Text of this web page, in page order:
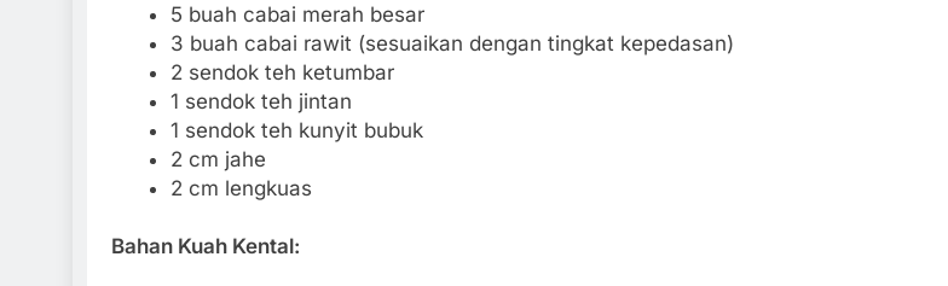
5 buah cabai merah besar
3 buah cabai rawit (sesuaikan dengan tingkat kepedasan)
2 sendok teh ketumbar
1 sendok teh jintan
1 sendok teh kunyit bubuk
2 cm jahe
2 cm lengkuas
Bahan Kuah Kental: